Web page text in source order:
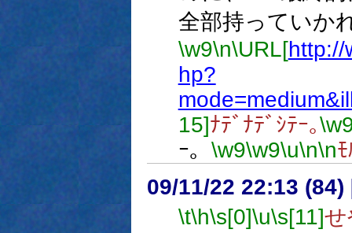
全部持っていか
\w9\n\URL[http://
hp?
15]ﾅﾃﾞﾅﾃﾞｼﾃｰ｡
ｰ。 \w9\w9\u\n\n
09/11/22 22:13 (84)
\t\h\s[0]\u\s[11]せ